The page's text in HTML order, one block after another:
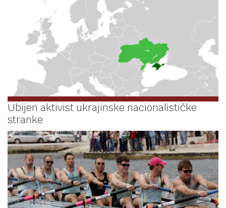
Ubijen aktivist ukrajinske nacionalističke
stranke